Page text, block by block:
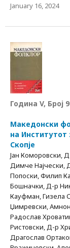
January 16, 2024
Година V, Број
Македонски
на
Скопје
Јан Коморовски,
Димче Најчески,
Попоски, Филип
Бошначки, Д-р
Кауфман, Гизела
Џимревски,
Радослав
Ристовски, Д-р
Драгослав